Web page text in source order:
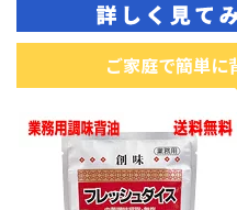
ご家庭で簡単に